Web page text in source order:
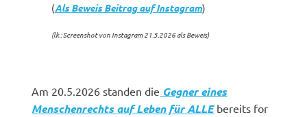
(Als Beweis Beitrag auf Instagram)
(lk.: Screenshot von Instagram 21.5.2026 als Beweis)
Am 20.5.2026 standen die Gegner eines
Menschenrechts auf Leben für ALLEbereits for